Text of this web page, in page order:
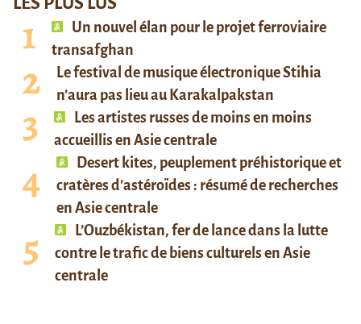
Un nouvel élan pour le projet ferroviaire
transafghan
Le festival de musique électronique Stihia
n’aura pas lieu au Karakalpakstan
Les artistes russes de moins en moins
accueillis en Asie centrale
Desert kites, peuplement préhistorique et
cratères d’astéroïdes : résumé de recherches
en Asie centrale
L’Ouzbékistan, fer de lance dans la lutte
contre le trafic de biens culturels en Asie
centrale